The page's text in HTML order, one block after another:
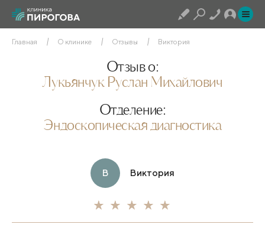
Главная О клинике Отзывы Виктория
Отзыв о:
Лукьянчук Руслан Михайлович
Отделение:
Эндоскопическая диагностика
В Виктория